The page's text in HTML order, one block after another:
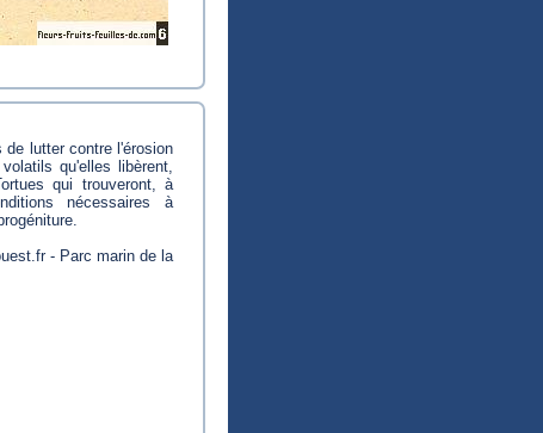
lutter contre l'érosion
qu'elles libèrent,
qui trouveront, à
nécessaires à
- Parc marin de la